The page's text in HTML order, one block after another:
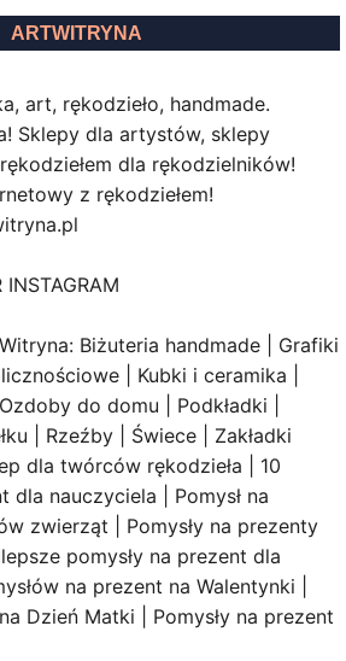
ARTWITRYNA
art, rękodzieło, handmade.
Sklepy dla artystów, sklepy
dla rękodzielników!
z rękodziełem!
INSTAGRAM
Biżuteria handmade | Grafiki
| Kubki i ceramika |
do domu | Podkładki |
| Rzeźby | Świece | Zakładki
dla twórców rękodzieła | 10
dla nauczyciela | Pomysł na
zwierząt | Pomysły na prezenty
pomysły na prezent dla
na prezent na Walentynki |
Dzień Matki | Pomysły na prezent